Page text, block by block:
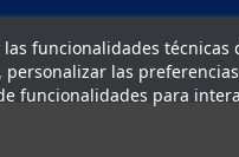
funcionalidades técnicas
las
funcionalidades para
Bonaire, S.L. Todos los